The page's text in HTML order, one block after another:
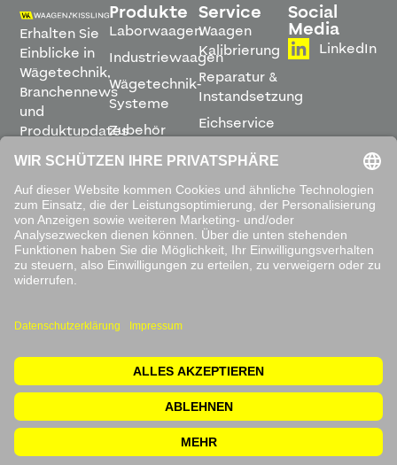
Erhalten Sie
Einblicke in
Wägetechnik,
Branchennews
und
Produktupdates
direkt in
Ihren
Posteingang.
ABONNIEREN
Sie unsere
Datenschutzbestimmungen
Produkte
Laborwaagen
Industriewaagen
Wägetechnik-
Systeme
Zubehör
Software
Service
Waagen
Kalibrierung
Reparatur &
Instandsetzung
Eichservice
Montage &
Inbetriebnahme
Leihwaagen
&
Mietservice
Social
Media
LinkedIn
© 2026 Waagen Kissling. Alle Rechte vorbehalten.
Datenschutzerklärung